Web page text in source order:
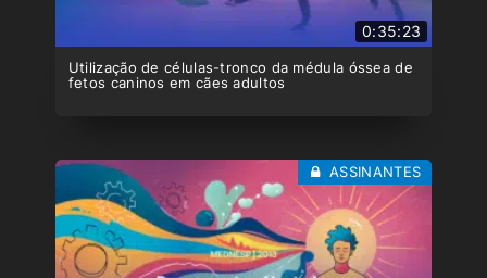
0:35:23
Utilização de células-tronco da médula óssea de
fetos caninos em cães adultos
ASSINANTES